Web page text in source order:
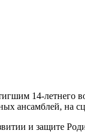
14-летнего
ансамблей, на
и защите